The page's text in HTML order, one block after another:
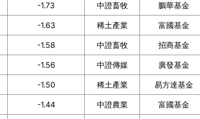
-1.73 中證畜牧 鵬華基金
-1.63 稀土產業 富國基金
-1.58 中證畜牧 招商基金
-1.56 中證傳媒 廣發基金
-1.50 稀土產業 易方達基金
-1.44 中證農業 富國基金